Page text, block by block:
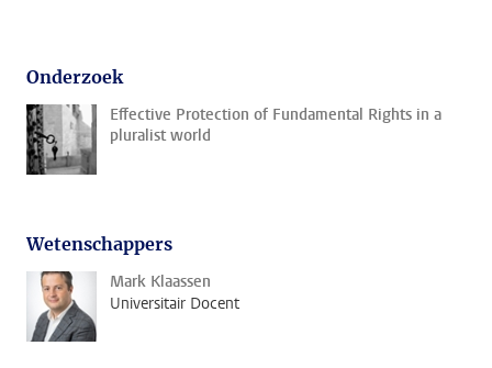
Onderzoek
Effective Protection of Fundamental Rights in a
pluralist world
Wetenschappers
Mark Klaassen
Universitair Docent